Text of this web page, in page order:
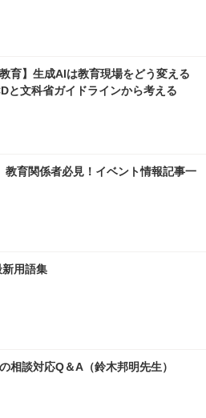
教育】生成AIは教育現場をどう変える
と文科省ガイドラインから考える
教育関係者必見！イベント情報記事一
用語集
相談対応Q＆A（鈴木邦明先生）